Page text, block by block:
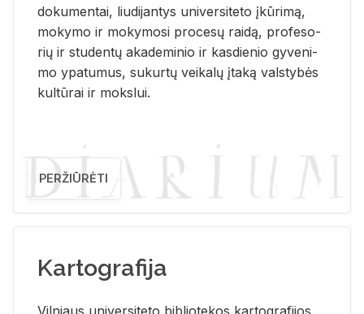
do­ku­men­tai, liu­di­jan­tys uni­ver­si­te­to įkū­ri­mą,
mo­ky­mo ir mo­ky­mo­si pro­ce­sų rai­dą, pro­fe­so­
rių ir stu­den­tų aka­de­mi­nio ir kas­die­nio gy­ve­ni­
mo ypa­tu­mus, su­kur­tų vei­ka­lų įta­ką vals­ty­bės
kul­tū­rai ir moks­lui.
PERŽIŪRĖTI
Kartografija
Vil­niaus uni­ver­si­te­to bi­b­lio­te­kos kar­to­gra­fi­jos